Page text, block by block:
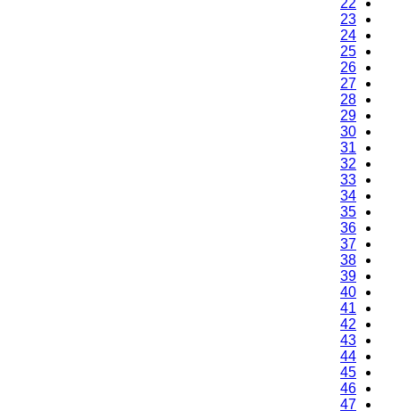
22
23
24
25
26
27
28
29
30
31
32
33
34
35
36
37
38
39
40
41
42
43
44
45
46
47